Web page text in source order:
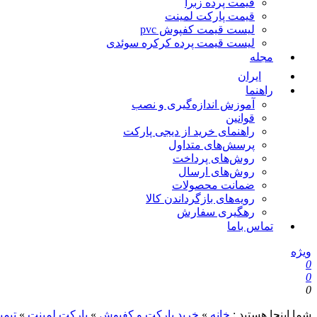
قیمت پرده زبرا
قیمت پارکت لمینت
لیست قیمت کفپوش pvc
لیست قیمت پرده کرکره سوئدی
مجله
ایران
راهنما
آموزش اندازه‌گیری و نصب
قوانین
راهنمای خرید از دیجی پارکت
پرسش‌های متداول
روش‌های پرداخت
روش‌های ارسال
ضمانت محصولات
رویه‌های بازگرداندن کالا
رهگیری سفارش
تماس باما
ویژه
0
0
0
شما اینجا هستید : خانه » خرید پارکت و کفپوش » پارکت لمینت »